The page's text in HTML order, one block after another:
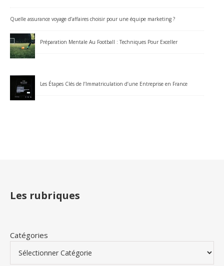
Quelle assurance voyage d’affaires choisir pour une équipe marketing ?
Préparation Mentale Au Football : Techniques Pour Exceller
Les Étapes Clés de l’Immatriculation d’une Entreprise en France
Les rubriques
Catégories